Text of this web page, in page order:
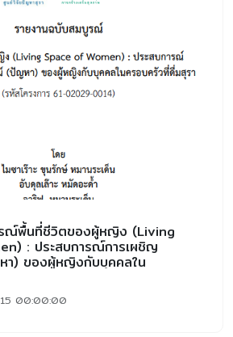
ณ์พื้นที่ชีวิตของผู้หญิง (Living
: ประสบการณ์การเผชิญ
า) ของผู้หญิงกับบุคคลใน
00:00:00